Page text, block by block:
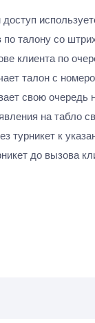
по талону со
клиента по
талон с
свою очередь
на табло
турникет к
до вызова